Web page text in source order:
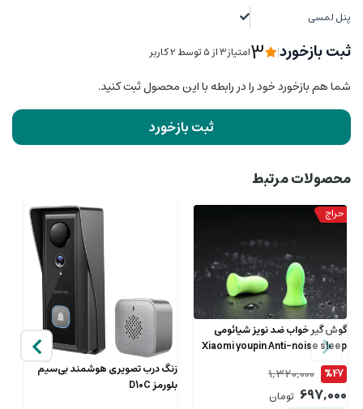
پنل لمسی
ثبت بازخورد|
3امتیاز3 از ۵ توسط 2 کاربر
شما هم بازخورد خود را در رابطه با این محصول ثبت کنید.
ثبت بازخورد
محصولات مرتبط
گوش گیر خواب ضد نویز شیائومی
Xiaomi youpin Anti-noise sleep
earplugs EARPLUGS ( یک جفت )
%47
1,320,000
697,000 تومان
زنگ درب تصویری هوشمند بی‌سیم
بلورمز D10C